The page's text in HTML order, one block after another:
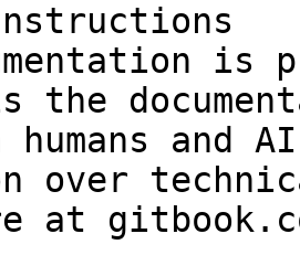
is
the
and
over
at